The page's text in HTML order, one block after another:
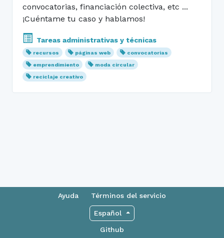
convocatorias, financiación colectiva, etc ...
¡Cuéntame tu caso y hablamos!
Tareas administrativas y técnicas
recursos páginas web
convocatorias
emprendimiento
moda circular
reciclaje creativo
Ayuda Términos del servicio
Español
Github